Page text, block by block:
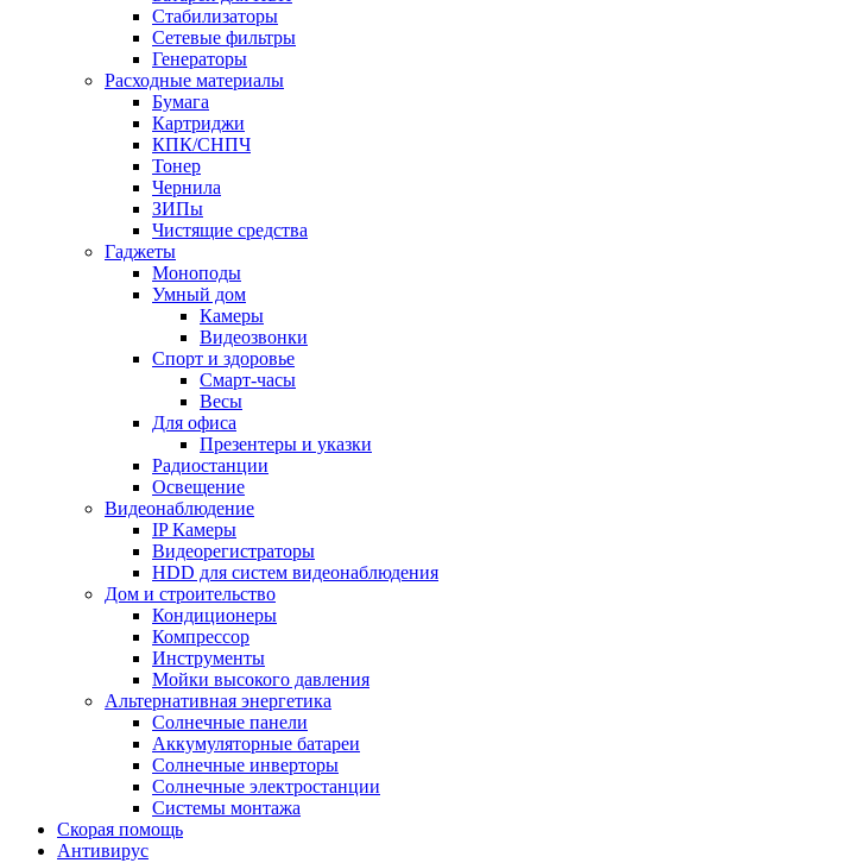
Стабилизаторы
Сетевые фильтры
Генераторы
Расходные материалы
Бумага
Картриджи
КПК/СНПЧ
Тонер
Чернила
ЗИПы
Чистящие средства
Гаджеты
Моноподы
Умный дом
Камеры
Видеозвонки
Спорт и здоровье
Смарт-часы
Весы
Для офиса
Презентеры и указки
Радиостанции
Освещение
Видеонаблюдение
IP Камеры
Видеорегистраторы
HDD для систем видеонаблюдения
Дом и строительство
Кондиционеры
Компрессор
Инструменты
Мойки высокого давления
Альтернативная энергетика
Солнечные панели
Аккумуляторные батареи
Солнечные инверторы
Солнечные электростанции
Системы монтажа
Скорая помощь
Антивирус